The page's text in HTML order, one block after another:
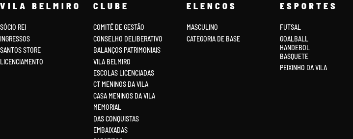
VILA BELMIRO
SÓCIO REI
INGRESSOS
SANTOS STORE
LICENCIAMENTO
CLUBE
COMITÊ DE GESTÃO
CONSELHO DELIBERATIVO
BALANÇOS PATRIMONIAIS
VILA BELMIRO
ESCOLAS LICENCIADAS
CT MENINOS DA VILA
CASA MENINOS DA VILA
MEMORIAL
DAS CONQUISTAS
EMBAIXADAS
ELENCOS
MASCULINO
CATEGORIA DE BASE
ESPORTES
FUTSAL
GOALBALL
HANDEBOL
BASQUETE
PEIXINHO DA VILA